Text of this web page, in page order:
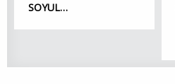
SOYUL…